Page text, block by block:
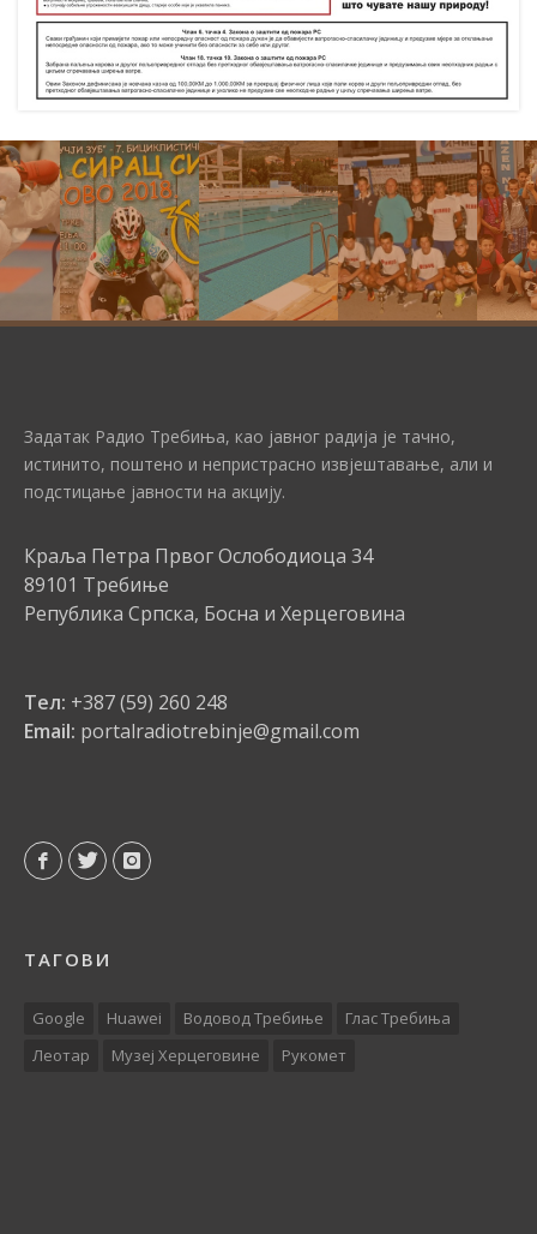
Задатак Радио Требиња, као јавног радија је тачно,
истинито, поштено и непристрасно извјештавање, али и
подстицање јавности на акцију.
Краља Петра Првог Ослободиоца 34
89101 Требиње
Република Српска, Босна и Херцеговина
Тел: +387 (59) 260 248
Email: portalradiotrebinje@gmail.com
ТАГОВИ
Google Huawei Водовод Требиње
Глас Требиња
Леотар
Музеј Херцеговине Рукомет